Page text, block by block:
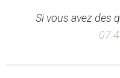
Si vous avez des